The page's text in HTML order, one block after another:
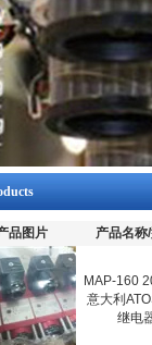
品图片 产品名称
MAP-160
意大利
继电